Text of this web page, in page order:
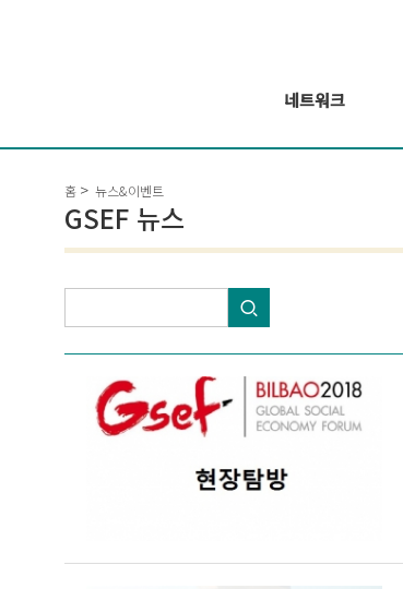
네트워크
홈 뉴스&이벤트
GSEF 뉴스